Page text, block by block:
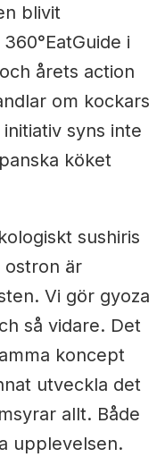
blivit
i
årets action
om kockars
syns inte
köket
sushiris
ostron är
Vi gör gyoza
så vidare. Det
koncept
utveckla det
allt. Både
upplevelsen.